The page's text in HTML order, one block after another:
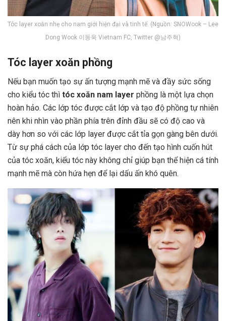
Tóc layer xoăn nhẹ cho nam giới hiện đại và tinh tế. (Nguồn: SNOWook – Lee
Dong Wook 이동욱 Vietnam FC, Twitter @남주혁)
Tóc layer xoăn phồng
Nếu bạn muốn tạo sự ấn tượng mạnh mẽ và đầy sức sống
cho kiểu tóc thì tóc xoăn nam layer phồng là một lựa chọn
hoàn hảo. Các lớp tóc được cắt lớp và tạo độ phồng tự nhiên
nên khi nhìn vào phần phía trên đỉnh đầu sẽ có độ cao và
dày hơn so với các lớp layer được cắt tỉa gọn gàng bên dưới.
Từ sự phá cách của lớp tóc layer cho đến tạo hình cuốn hút
của tóc xoăn, kiểu tóc này không chỉ giúp bạn thể hiện cá tính
mạnh mẽ mà còn hứa hẹn để lại dấu ấn khó quên.